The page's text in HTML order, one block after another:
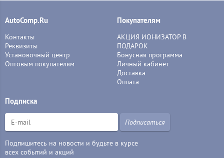
AutoComp.Ru
Контакты
Реквизиты
Установочный центр
Оптовым покупателям
Покупателям
АКЦИЯ ИОНИЗАТОР В
ПОДАРОК
Бонусная программа
Личный кабинет
Доставка
Оплата
Подписка
Подписаться
Подпишитесь на новости и будьте в курсе
всех событий и акций